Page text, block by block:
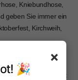
Kniebundhose,
geben Sie immer ein
Kirchweih,
Baumwolle mit
zu tragen. Es wird mit
×
🎉